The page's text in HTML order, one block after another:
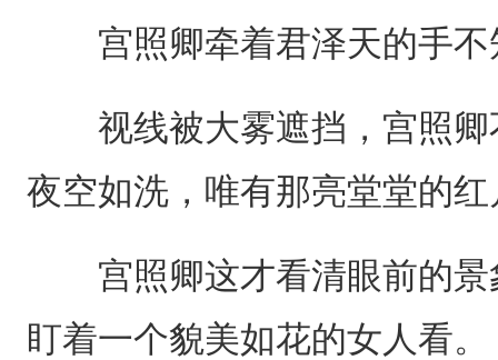
宫照卿牵着君泽天的手不
视线被大雾遮挡，宫照卿
夜空如洗，唯有那亮堂堂的红
宫照卿这才看清眼前的景
盯着一个貌美如花的女人看。